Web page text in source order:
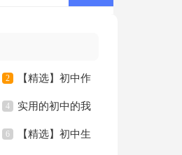
2 【精选】初中作
文集合八篇
4 实用的初中的我
作文3篇
6 【精选】初中生